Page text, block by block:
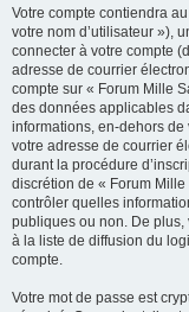
Votre compte contiendra
votre nom d’utilisateur »),
connecter à votre compte
adresse de courrier
compte sur « Forum Mille
des données applicables
informations, en-dehors de
votre adresse de courrier
durant la procédure
discrétion de « Forum
contrôler quelles
publiques ou non. De
à la liste de diffusion du
compte.
Votre mot de passe est